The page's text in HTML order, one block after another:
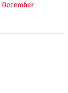
December